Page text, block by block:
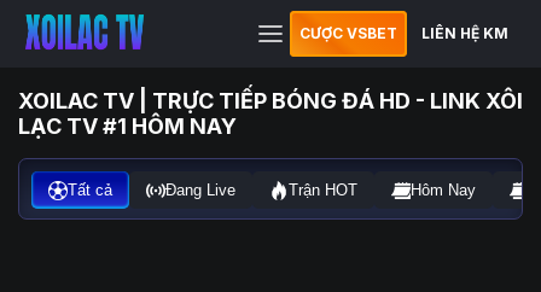
CƯỢC VSBET LIÊN HỆ KM
XOILAC TV | TRỰC TIẾP BÓNG ĐÁ HD - LINK XÔI
LẠC TV #1 HÔM NAY
Tất cả Đang Live Trận HOT Hôm Nay